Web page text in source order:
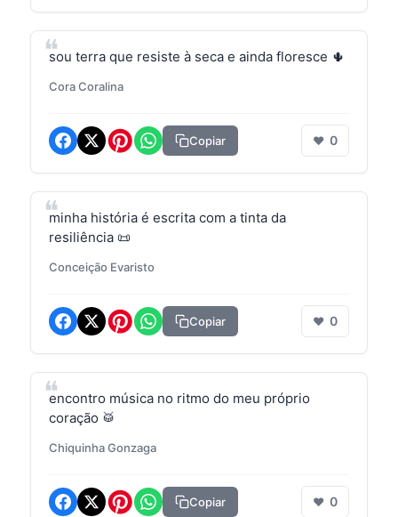
sou terra que resiste à seca e ainda floresce 🌵
Cora Coralina
Copiar ❤ 0
minha história é escrita com a tinta da
resiliência 📜
Conceição Evaristo
Copiar ❤ 0
encontro música no ritmo do meu próprio
coração 🥁
Chiquinha Gonzaga
Copiar ❤ 0